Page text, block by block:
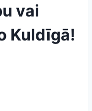
vai
Kuldīgā!